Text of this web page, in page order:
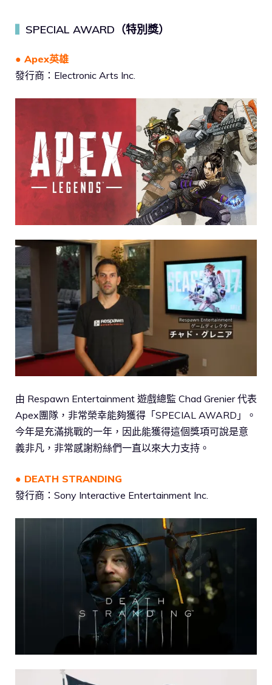
SPECIAL AWARD（特別獎）
● Apex英雄
發行商：Electronic Arts Inc.
由 Respawn Entertainment 遊戲總監 Chad Grenier 代表
Apex團隊，非常榮幸能夠獲得「SPECIAL AWARD」。
今年是充滿挑戰的一年，因此能獲得這個獎項可說是意
義非凡，非常感謝粉絲們一直以來大力支持。
● DEATH STRANDING
發行商：Sony Interactive Entertainment Inc.